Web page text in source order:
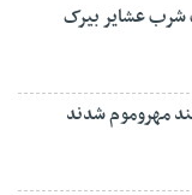
شرب عشایر بیرک